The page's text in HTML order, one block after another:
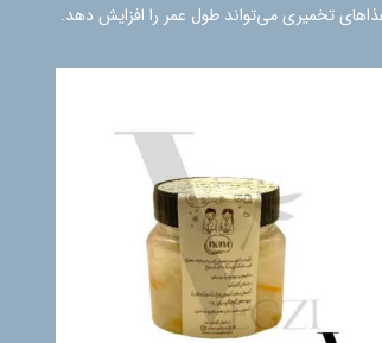
تخمیری می‌تواند طول عمر را افزایش دهد.